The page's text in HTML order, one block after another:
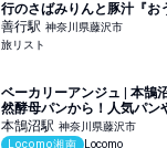
行のさばみりんと豚汁『お
2026/4/3放送|旅リスト
善行駅 神奈川県藤沢市
旅リスト
ベーカリーアンジュ | 本鵠
然酵母パンから！人気パン
の地域メディア Locomo
本鵠沼駅 神奈川県藤沢市
Locomo湘南
Locomo